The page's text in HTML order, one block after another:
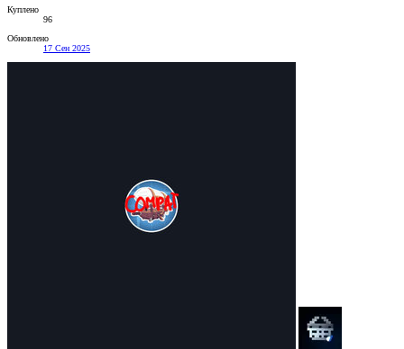
Куплено
96
Обновлено
17 Сен 2025